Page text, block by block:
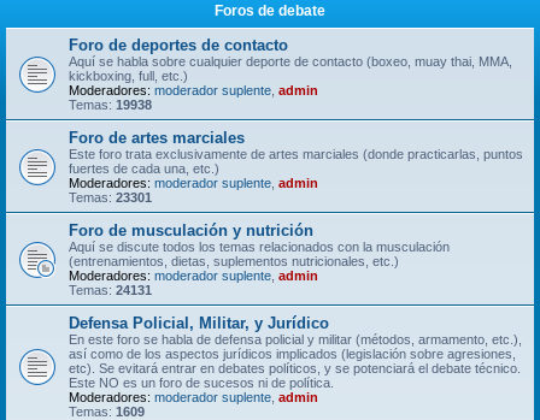
Foros de debate
Foro de deportes de contacto
Aquí se habla sobre cualquier deporte de contacto (boxeo, muay thai, MMA,
kickboxing, full, etc.)
Moderadores: moderador suplente admin
Temas: 19938
Foro de artes marciales
Este foro trata exclusivamente de artes marciales (donde practicarlas, puntos
fuertes de cada una, etc.)
Moderadores: moderador suplente admin
Temas: 23301
Foro de musculación y nutrición
Aquí se discute todos los temas relacionados con la musculación
(entrenamientos, dietas, suplementos nutricionales, etc.)
Moderadores: moderador suplente admin
Temas: 24131
Defensa Policial, Militar, y Jurídico
En este foro se habla de defensa policial y militar (métodos, armamento, etc.),
así como de los aspectos jurídicos implicados (legislación sobre agresiones,
etc). Se evitará entrar en debates políticos, y se potenciará el debate técnico.
Este NO es un foro de sucesos ni de política.
Moderadores: moderador suplente admin
Temas: 1609